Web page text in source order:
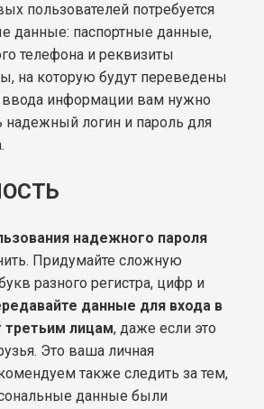
пользователей потребуется
данные: паспортные данные,
телефона и реквизиты
на которую будут переведены
ввода информации вам нужно
надежный логин и пароль для
надежного пароля
Придумайте сложную
разного регистра, цифр и
данные для входа в
третьим лицам, даже если это
Это ваша личная
также следить за тем,
данные были